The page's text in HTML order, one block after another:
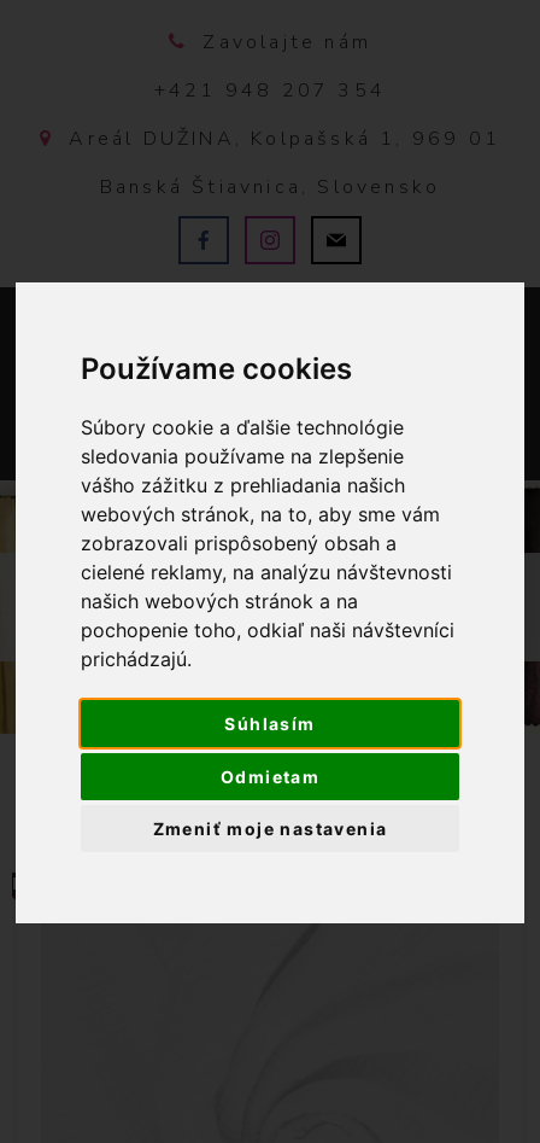
Používame cookies
Súbory cookie a ďalšie technológie
sledovania používame na zlepšenie
vášho zážitku z prehliadania našich
webových stránok, na to, aby sme vám
zobrazovali prispôsobený obsah a
cielené reklamy, na analýzu návštevnosti
našich webových stránok a na
pochopenie toho, odkiaľ naši návštevníci
prichádzajú.
Súhlasím
Odmietam
Zmeniť moje nastavenia
Zavolajte nám
+421 948 207 354
Areál DUŽINA, Kolpašská 1, 969 01
Banská Štiavnica, Slovensko
0
OBCHOD
LÁTKY METRÁŽ
MUŠELÍN / DVOJITÁ GÁZOVINA -
BLEDORUŽOVÁ
MOMENTÁLNE NIE JE NA SKLADE